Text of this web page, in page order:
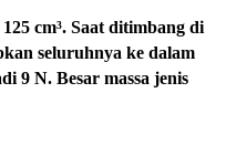
cm³. Saat ditimbang di
seluruhnya ke dalam
9 N. Besar massa jenis